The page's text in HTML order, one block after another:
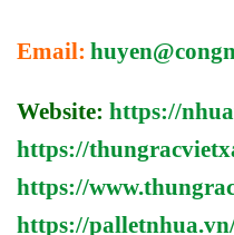
Email:
Website: https://
https://
https://
https://